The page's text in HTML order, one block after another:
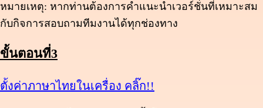
หมายเหตุ: หากท่านต้องการคำแนะนำเวอร์ชั่นที่เหมาะสม
กับกิจการสอบถามทีมงานได้ทุกช่องทาง
ขั้นตอนที่3
ตั้งค่าภาษาไทยในเครื่อง คลิ๊ก!!